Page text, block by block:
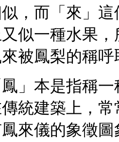
，而「來」
似一種水果
被鳳梨的稱呼
本是指稱一
統建築上，
來儀的象徵